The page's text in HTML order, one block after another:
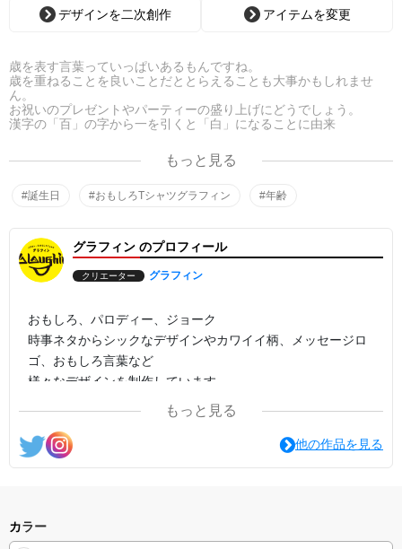
デザインを二次創作 アイテムを変更
歳を表す言葉っていっぱいあるもんですね。
歳を重ねることを良いことだととらえることも大事かもしれませ
ん。
お祝いのプレゼントやパーティーの盛り上げにどうでしょう。
漢字の「百」の字から一を引くと「白」になることに由来
もっと見る
#誕生日 #おもしろTシャツグラフィン #年齢
グラフィン のプロフィール
クリエーター グラフィン
おもしろ、パロディー、ジョーク
時事ネタからシックなデザインやカワイイ柄、メッセージロ
ゴ、おもしろ言葉など
様々なデザインを制作しています。
もっと見る
他の作品を見る
カラー